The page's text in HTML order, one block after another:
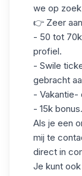
we op
👉 Zeer
- 50 tot
profiel.
- Swile
gebracht
- Vakantie-
- 15k bonus.
Als je een
mij te
direct in
Je kunt ook